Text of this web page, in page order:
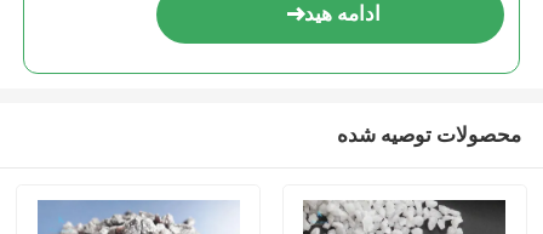
ادامه هید
محصولات توصیه شده